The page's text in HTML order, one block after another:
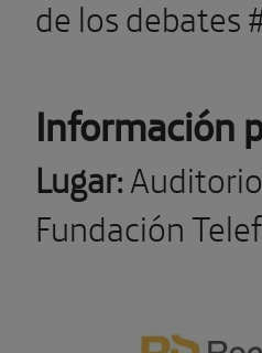
de los debates
Información
Lugar:
Fundación